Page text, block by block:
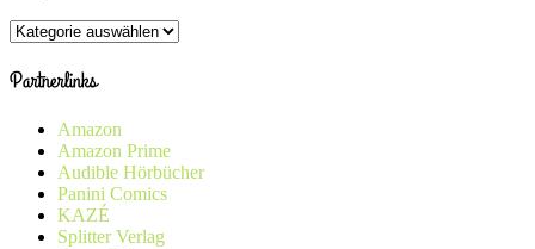
Kategorien
Partnerlinks
Amazon
Amazon Prime
Audible Hörbücher
Panini Comics
KAZÉ
Splitter Verlag